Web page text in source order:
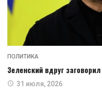
ПОЛИТИКА
Зеленский вдруг
31 июля, 2026